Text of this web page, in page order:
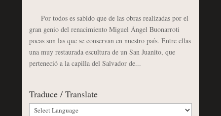
Por todos es sabido que de las obras realizadas por el
gran genio del renacimiento Miguel Ángel Buonarroti
pocas son las que se conservan en nuestro país. Entre ellas
una muy restaurada escultura de un San Juanito, que
perteneció a la capilla del Salvador de...
Traduce / Translate